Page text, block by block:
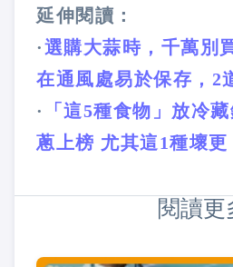
延伸閱讀：
·選購大蒜時，千萬別
在通風處易於保存，2
·
「這5種食物」放冷
蔥上榜 尤其這1種壞更
閱讀更